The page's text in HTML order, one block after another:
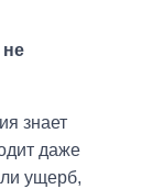
не
знает
даже
ущерб,